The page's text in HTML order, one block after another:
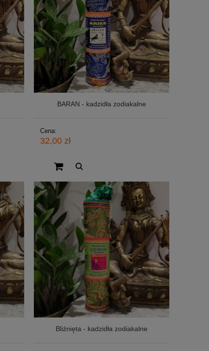
BARAN - kadzidła zodiakalne
Cena:
32,00 zł
Bliźnięta - kadzidła zodiakalne